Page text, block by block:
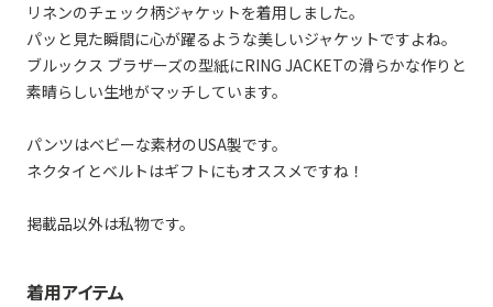
リネンのチェック柄ジャケットを着用しました。
パッと見た瞬間に心が躍るような美しいジャケットですよね。
ブルックス ブラザーズの型紙にRING JACKETの滑らかな作りと
素晴らしい生地がマッチしています。
パンツはベビーな素材のUSA製です。
ネクタイとベルトはギフトにもオススメですね！
掲載品以外は私物です。
着用アイテム